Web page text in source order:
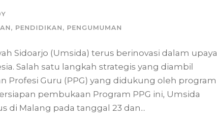
, PENDIDIKAN, PENGUMUMAN
Sidoarjo (Umsida) terus berinovasi dalam upaya
Salah satu langkah strategis yang diambil
Profesi Guru (PPG) yang didukung oleh program
pembukaan Program PPG ini, Umsida
Malang pada tanggal 23 dan...